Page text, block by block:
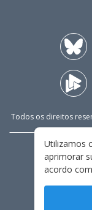
Todos os direitos
Utilizamos
aprimorar
acordo